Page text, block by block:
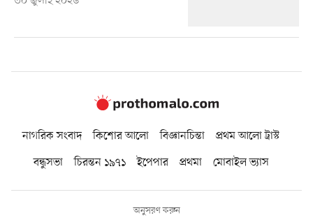
নাগরিক সংবাদ কিশোর আলো বিজ্ঞানচিন্তা
প্রথম আলো ট্রাস্ট
বন্ধুসভা
চিরন্তন ১৯৭১ ইপেপার প্রথমা মোবাইল ভ্যাস
অনুসরণ করুন